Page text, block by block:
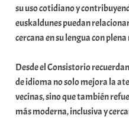
su uso cotidiano y
euskaldunes puedan
cercana en su lengua con
Desde el Consistorio
de idioma no solo mejora la
vecinas, sino que también
más moderna, inclusiva y